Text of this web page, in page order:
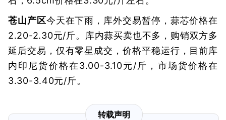
苍山产区今天在下雨，库外交易暂停，蒜芯价格在
2.20-2.30元/斤。库内蒜买卖也不多，购销双方多
延后交易，仅有零星成交，价格平稳运行，目前库
内印尼货价格在3.00-3.10元/斤，市场货价格在
3.30-3.40元/斤。
转载声明